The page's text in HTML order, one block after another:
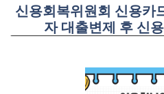
신용회복위원회 신용카
자 대출변제 후 신